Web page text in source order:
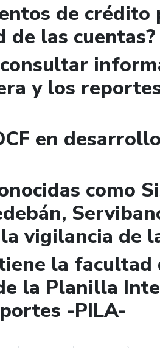
de crédito
las cuentas?
y los
en
como
vigilancia de
la facultad
la Planilla
-PILA-